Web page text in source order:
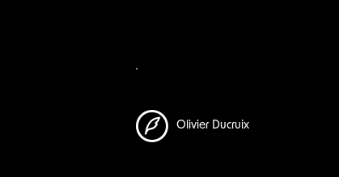
Olivier Ducruix